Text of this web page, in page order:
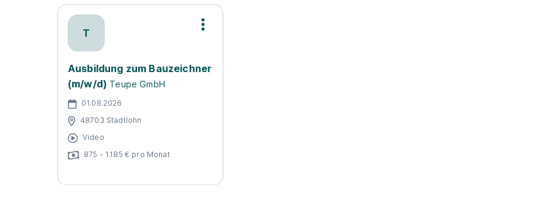
T
Ausbildung zum Bauzeichner
(m/w/d) Teupe GmbH
01.08.2026
48703 Stadtlohn
Video
875 - 1.185 € pro Monat